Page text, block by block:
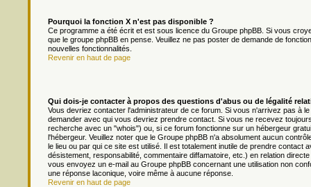
Pourquoi la fonction X n'est pas disponible ?
Ce programme a été écrit et est sous licence du Groupe phpBB. Si vous
que le groupe phpBB en pense. Veuillez ne pas poster de demande de
nouvelles fonctionnalités.
Revenir en haut de page
Qui dois-je contacter à propos des questions d'abus ou de légalité
Vous devriez contacter l'administrateur de ce forum. Si vous n'arrivez pas à
demander avec qui vous devriez prendre contact. Si vous ne recevez
recherche avec un "whois") ou, si ce forum fonctionne sur un hébergeur
l'hébergeur. Veuillez noter que le Groupe phpBB n'a absolument aucun
le lieu ou par qui ce site est utilisé. Il est totalement inutile de prendre
désistement, responsabilité, commentaire diffamatoire, etc.) en relation
vous envoyez un e-mail au Groupe phpBB concernant une utilisation non
une réponse laconique, voire même à aucune réponse.
Revenir en haut de page